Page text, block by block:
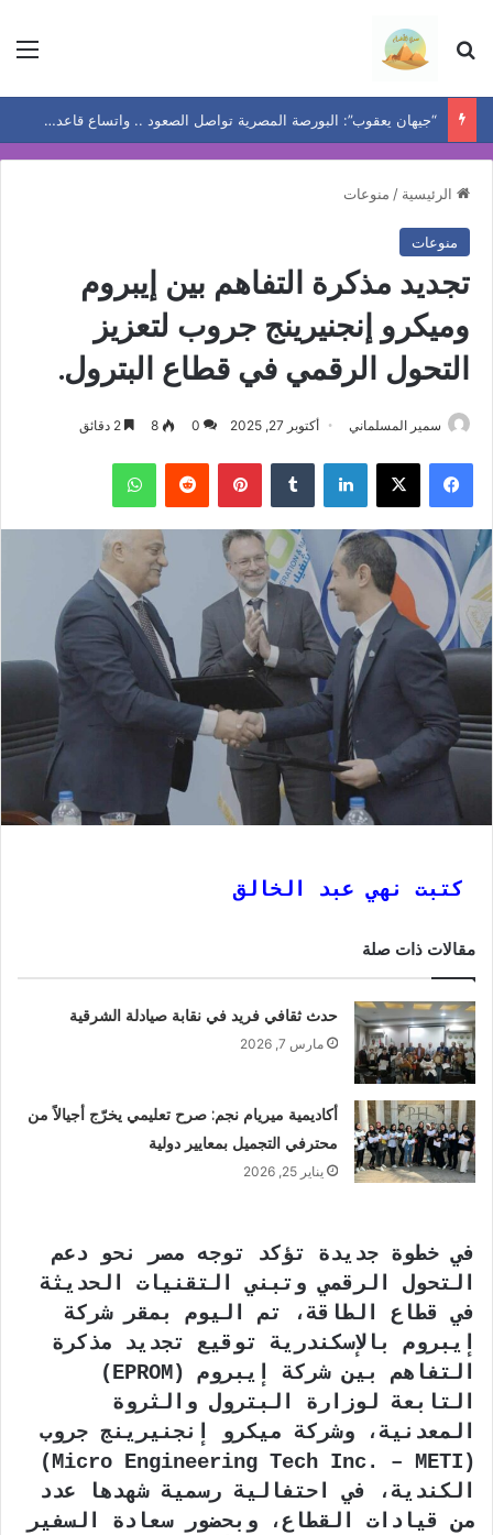
بحث عن
“جيهان يعقوب”: البورصة المصرية تواصل الصعود .. واتساع قاعدة المكاسب يعيد رسم خريطة الفرص
الرئيسية / منوعات
منوعات
تجديد مذكرة التفاهم بين إيبروم
وميكرو إنجنيرينج جروب لتعزيز
التحول الرقمي في قطاع البترول.
سمير المسلماني أكتوبر 27, 2025 0
8
فيسبوك ‫X لينكدإن بينتيريست واتساب
كتبت نهي عبد الخالق
مقالات ذات صلة
حدث ثقافي فريد في نقابة صيادلة الشرقية
مارس 7, 2026
أكاديمية ميريام نجم: صرح تعليمي يخرّج أجيالاً من
محترفي التجميل بمعايير دولية
يناير 25, 2026
في خطوة جديدة تؤكد توجه مصر نحو دعم
التحول الرقمي وتبني التقنيات الحديثة
في قطاع الطاقة، تم اليوم بمقر شركة
إيبروم بالإسكندرية توقيع تجديد مذكرة
التفاهم بين شركة إيبروم (EPROM)
التابعة لوزارة البترول والثروة
المعدنية، وشركة ميكرو إنجنيرينج جروب
(Micro Engineering Tech Inc. – METI)
الكندية، في احتفالية رسمية شهدها عدد
من قيادات القطاع، وبحضور سعادة السفير